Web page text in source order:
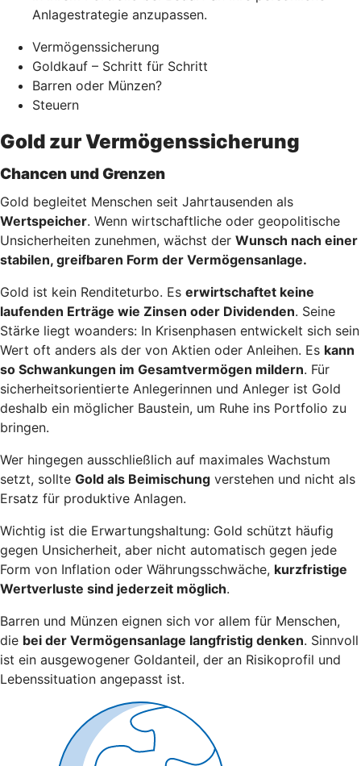
Anlagestrategie anzupassen.
Vermögenssicherung
Goldkauf – Schritt für Schritt
Barren oder Münzen?
Steuern
Gold zur Vermögenssicherung
Chancen und Grenzen
Gold begleitet Menschen seit Jahrtausenden als
Wertspeicher. Wenn wirtschaftliche oder geopolitische
Unsicherheiten zunehmen, wächst der Wunsch nach einer
stabilen, greifbaren Form der Vermögensanlage.
Gold ist kein Renditeturbo. Es erwirtschaftet keine
laufenden Erträge wie Zinsen oder Dividenden. Seine
Stärke liegt woanders: In Krisenphasen entwickelt sich sein
Wert oft anders als der von Aktien oder Anleihen. Es kann
so Schwankungen im Gesamtvermögen mildern. Für
sicherheitsorientierte Anlegerinnen und Anleger ist Gold
deshalb ein möglicher Baustein, um Ruhe ins Portfolio zu
bringen.
Wer hingegen ausschließlich auf maximales Wachstum
setzt, sollte Gold als Beimischung verstehen und nicht als
Ersatz für produktive Anlagen.
Wichtig ist die Erwartungshaltung: Gold schützt häufig
gegen Unsicherheit, aber nicht automatisch gegen jede
Form von Inflation oder Währungsschwäche, kurzfristige
Wertverluste sind jederzeit möglich.
Barren und Münzen eignen sich vor allem für Menschen,
die bei der Vermögensanlage langfristig denken. Sinnvoll
ist ein ausgewogener Goldanteil, der an Risikoprofil und
Lebenssituation angepasst ist.